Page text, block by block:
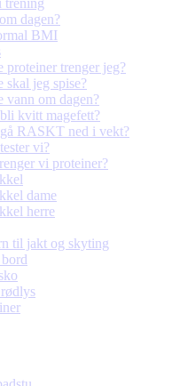
trening
dagen?
BMI
proteiner trenger jeg?
skal jeg spise?
vann om dagen?
kvitt magefett?
RASKT ned i vekt?
vi?
vi proteiner?
dame
herre
til jakt og skyting